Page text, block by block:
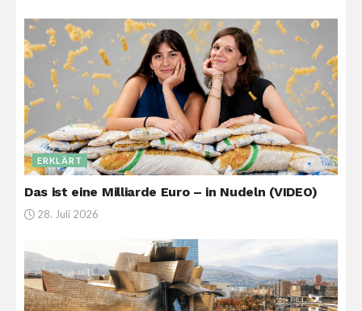
ERKLÄRT
Das ist eine Milliarde Euro – in Nudeln (VIDEO)
28. Juli 2026